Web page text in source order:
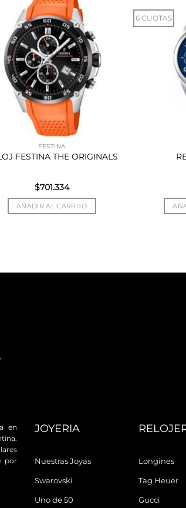
FESTINA
FESTINA THE ORIGINALS
$701.334
AÑADIR AL CARRITO
6 CUOTAS
en
por
JOYERIA
Nuestras Joyas
Swarovski
Uno de 50
Longines
Tag Heuer
Gucci